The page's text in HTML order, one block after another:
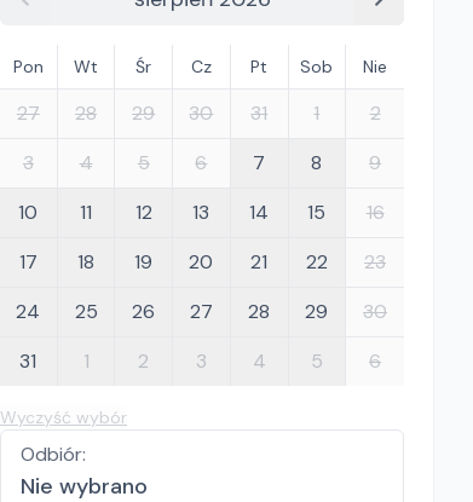
Pon Wt Śr Cz Pt Sob Nie
27 28 29 30 31 1
2
3
4 5 6 7 8
9
10
11 12 13 14 15
16
17
18 19 20 21 22
23
24
25 26 27 28 29
30
31
1 2 3 4 5 6
Wyczyść wybór
Odbiór:
Nie wybrano